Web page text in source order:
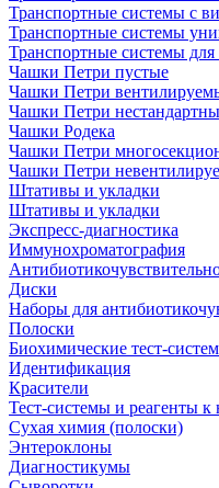
Транспортные системы с
Транспортные системы
Транспортные системы
Чашки Петри пустые
Чашки Петри
Чашки Петри
Чашки Родека
Чашки Петри
Чашки Петри
Штативы и укладки
Штативы и укладки
Экспресс-диагностика
Иммунохроматография
Диски
Наборы для
Полоски
Биохимические тест-
Идентификация
Красители
Тест-системы и реагенты к
Сухая химия (полоски)
Энтероклоны
Диагностикумы